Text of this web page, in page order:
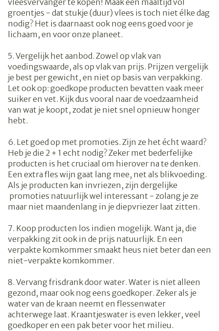
vleesvervanger te kopen! Maak een maaltijd vol
groentjes - dat stukje (duur) vlees is toch niet élke dag
nodig? Het is daarnaast ook nog eens goed voor je
lichaam, en voor onze planeet.
5. Vergelijk het aanbod. Zowel op vlak van
voedingswaarde, als op vlak van prijs. Prijzen vergelijk
je best per gewicht, en niet op basis van verpakking.
Let ook op: goedkope producten bevatten vaak meer
suiker en vet. Kijk dus vooral naar de voedzaamheid
van wat je koopt, zodat je niet snel opnieuw honger
hebt.
6. Let goed op met promoties. Zijn ze het écht waard?
Heb je die 2 + 1 echt nodig? Zeker met bederfelijke
producten is het cruciaal om hierover na te denken.
Een extra fles wijn gaat lang mee, net als blikvoeding.
Als je producten kan invriezen, zijn dergelijke
promoties natuurlijk wel interessant - zolang je ze
maar niet maandenlang in je diepvriezer laat zitten.
7. Koop producten los indien mogelijk. Want ja, die
verpakking zit ook in de prijs natuurlijk. En een
verpakte komkommer smaakt heus niet beter dan een
niet-verpakte komkommer.
8. Vervang frisdrank door water. Water is niet alleen
gezond, maar ook nog eens goedkoper. Zeker als je
water van de kraan neemt en flessenwater
achterwege laat. Kraantjeswater is even lekker, veel
goedkoper en een pak beter voor het milieu.